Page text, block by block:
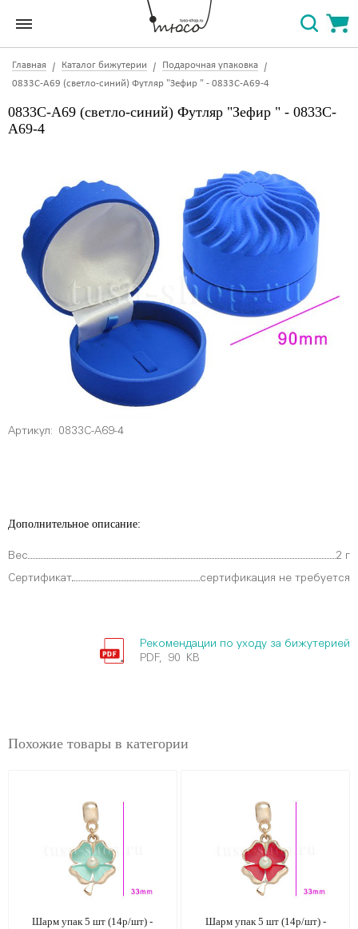
Главная Каталог бижутерии
Подарочная упаковка
0833C-А69 (светло-синий) Футляр "Зефир " - 0833C-А69-4
0833C-А69 (светло-синий) Футляр "Зефир " - 0833C-
А69-4
Артикул: 0833C-А69-4
Дополнительное описание:
Вес 2 г
Сертификат сертификация не требуется
Рекомендации по уходу за бижутерией
PDF, 90 KB
Похожие товары в категории
Шарм упак 5 шт (14р/шт) -
Шарм упак 5 шт (14р/шт) -